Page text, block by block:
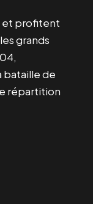
et profitent
grands
bataille de
répartition